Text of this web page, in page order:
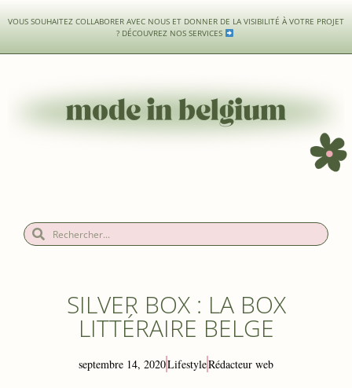
VOUS SOUHAITEZ COLLABORER AVEC NOUS ET DONNER DE LA VISIBILITÉ À VOTRE PROJET
? DÉCOUVREZ NOS SERVICES
SILVER BOX : LA BOX
LITTÉRAIRE BELGE
septembre 14, 2020LifestyleRédacteur web